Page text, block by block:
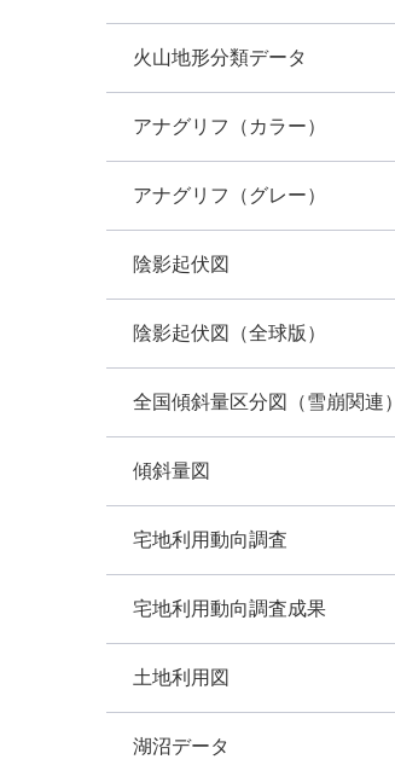
火山地形分類データ
アナグリフ（カラー）
アナグリフ（グレー）
陰影起伏図
陰影起伏図（全球版）
全国傾斜量区分図（雪崩関連）
傾斜量図
宅地利用動向調査
宅地利用動向調査成果
土地利用図
湖沼データ